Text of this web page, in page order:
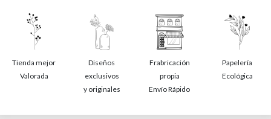
Tienda mejor
Valorada
Diseños
exclusivos
y originales
Frabricación
propia
Envío Rápido
Papelería
Ecológica